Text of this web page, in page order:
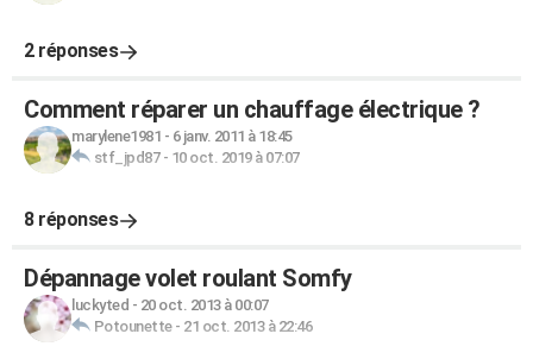
2 réponses
Comment réparer un chauffage électrique ?
marylene1981 - 6 janv. 2011 à 18:45
stf_jpd87- 10 oct. 2019 à 07:07
8 réponses
Dépannage volet roulant Somfy
luckyted - 20 oct. 2013 à 00:07
Potounette- 21 oct. 2013 à 22:46